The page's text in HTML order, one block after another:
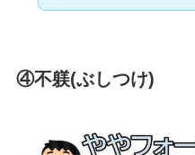
④不躾(ぶしつけ)